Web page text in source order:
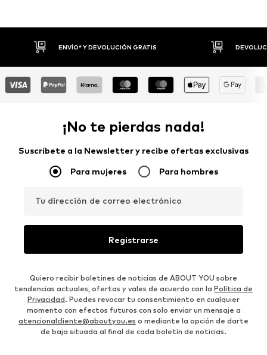
ENVÍO* Y DEVOLUCIÓN GRATIS
¡No te pierdas nada!
Suscríbete a la Newsletter y recibe ofertas exclusivas
Para mujeres Para hombres
Tu dirección de correo electrónico
Registrarse
Quiero recibir boletines de noticias de ABOUT YOU sobre
tendencias actuales, ofertas y vales de acuerdo con la Política de
Privacidad. Puedes revocar tu consentimiento en cualquier
momento con efectos futuros con solo enviar un mensaje a
atencionalcliente@aboutyou.es o mediante la opción de darte
de baja situada al final de cada boletín de noticias.